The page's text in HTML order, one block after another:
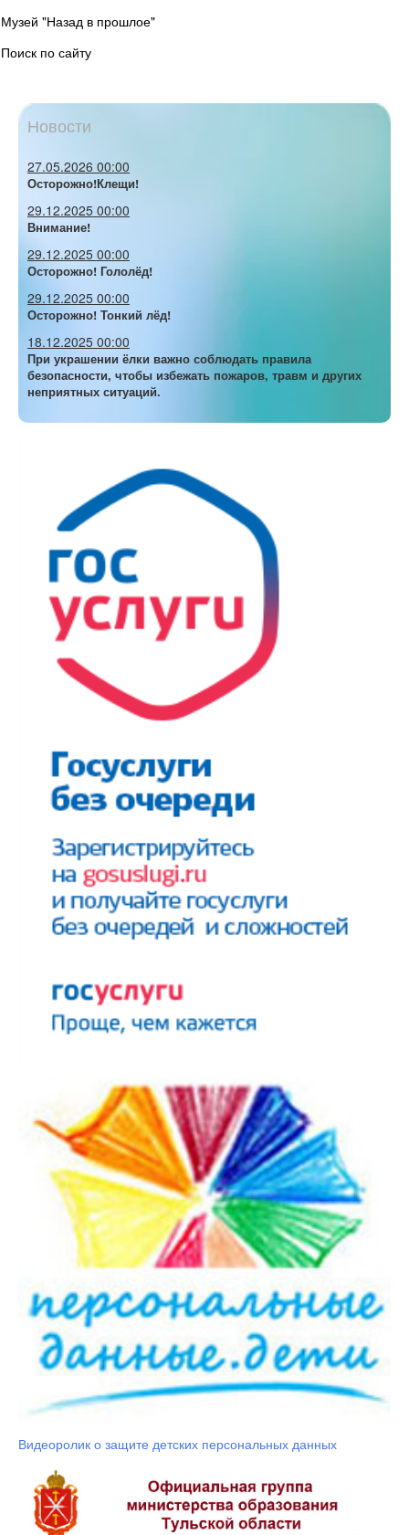
Музей "Назад в прошлое"
Поиск по сайту
Новости
27.05.2026 00:00
Осторожно!Клещи!
29.12.2025 00:00
Внимание!
29.12.2025 00:00
Осторожно! Гололёд!
29.12.2025 00:00
Осторожно! Тонкий лёд!
18.12.2025 00:00
При украшении ёлки важно соблюдать правила
безопасности, чтобы избежать пожаров, травм и других
неприятных ситуаций.
Видеоролик о защите детских персональных данных